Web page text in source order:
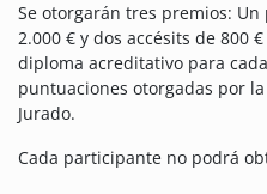
Se otorgarán tres premios:
2.000 € y dos accésits de 800
diploma acreditativo para
puntuaciones otorgadas por
Jurado.
Cada participante no podrá